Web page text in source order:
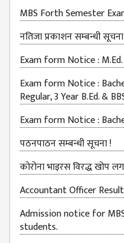
STUDENT
BUDGETS
EMIS 2082-83
DOCUMENTS
NEWS &
EVENT
KMC
EVENT
CALENDAR
KMC
ACADEMIC
CALENDAR
MBS Forth Semester
नतिजा प्रकाशन सम्बन्धी
Exam form Notice :
Exam form Notice :
Regular, 3 Year B.Ed. &
Exam form Notice :
पठनपाठन सम्बन्धी सूचना !
कोरोना भाइरस विरद्ध खोप
Accountant Officer Result
Admission notice for
students.